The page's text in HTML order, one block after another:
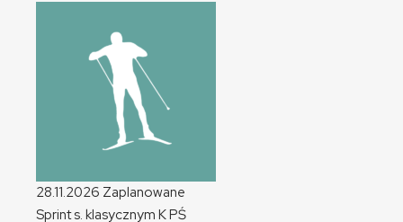
28.11.2026 Zaplanowane
Sprint s. klasycznym KPŚ